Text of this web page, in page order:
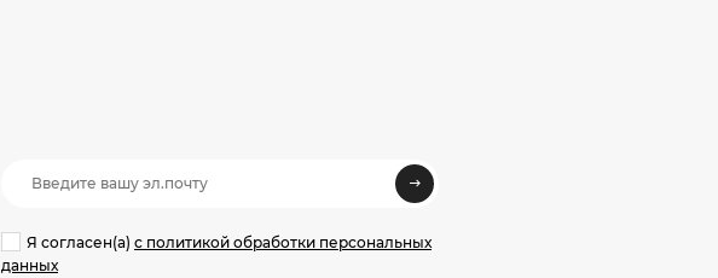
Я согласен(a) с политикой обработки персональных
данных